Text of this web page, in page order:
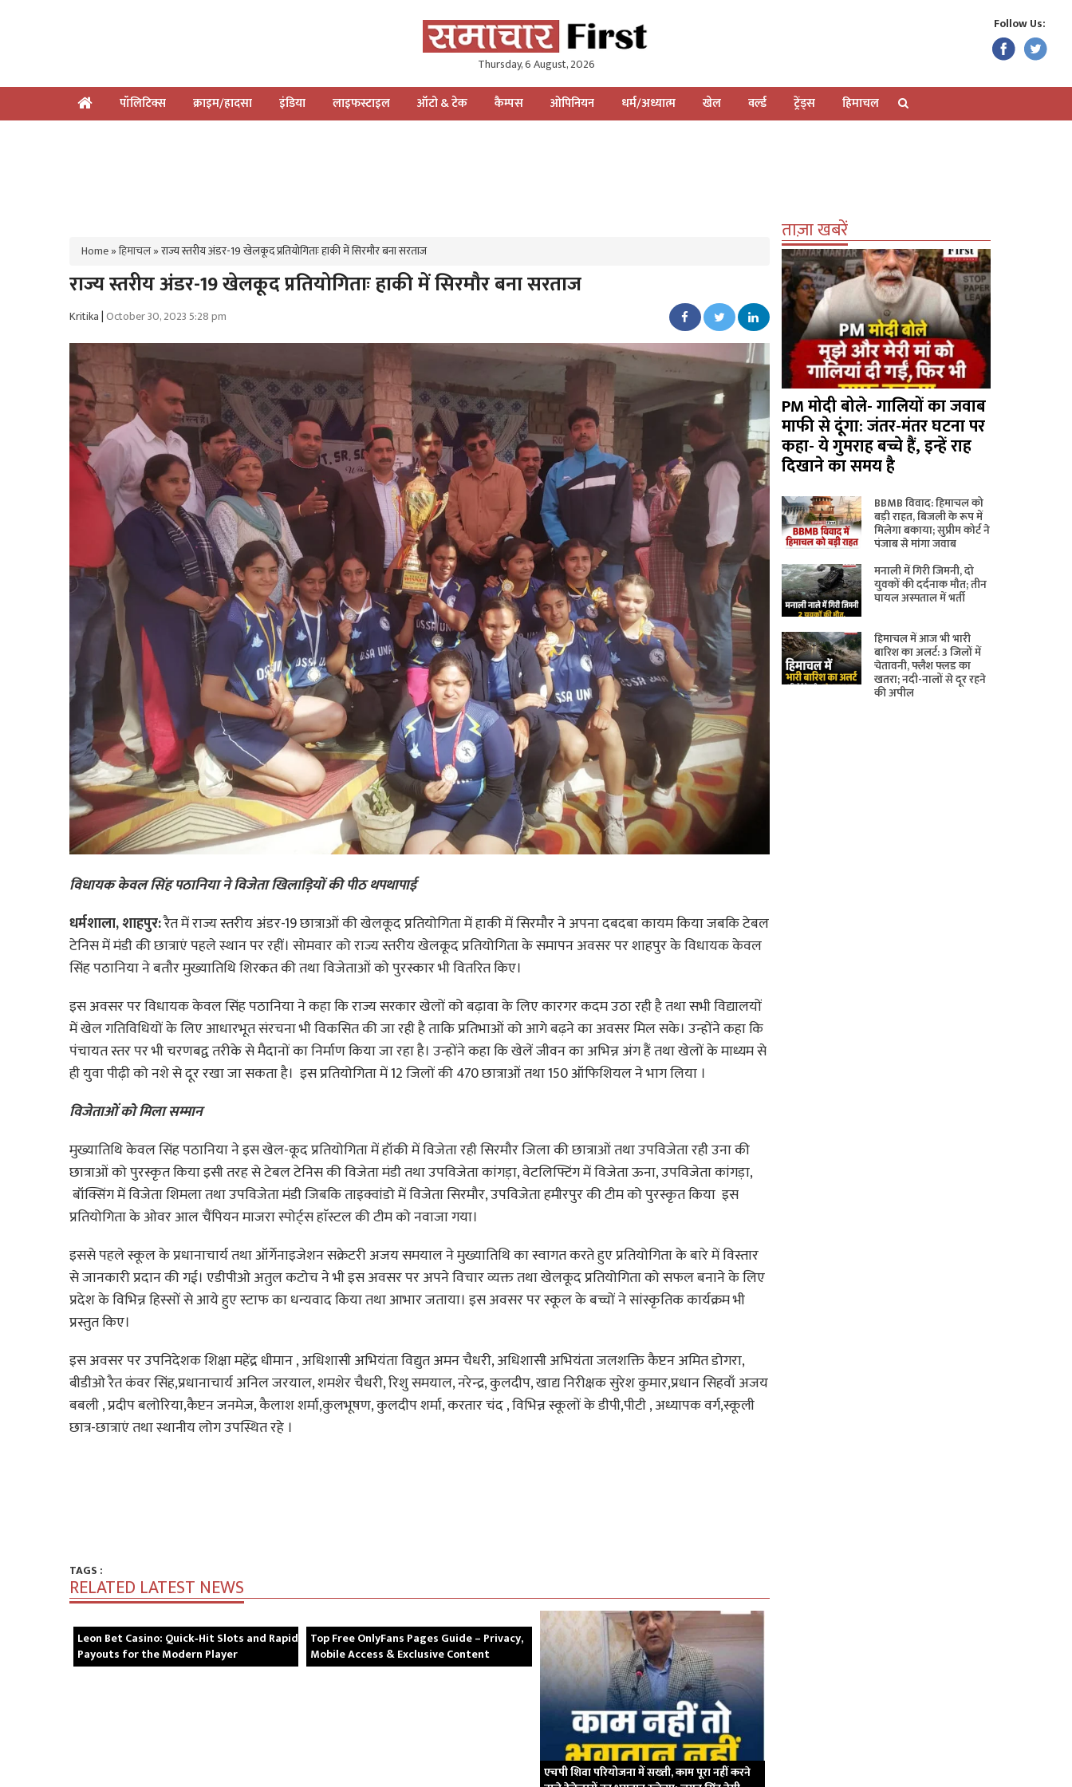
Thursday, 6 August, 2026
Follow Us:
पॉलिटिक्स क्राइम/हादसा इंडिया लाइफस्टाइल ऑटो & टेक कैम्पस ओपिनियन धर्म/अध्यात्म खेल वर्ल्ड ट्रेंड्स हिमाचल
Home»हिमाचल»राज्य स्तरीय अंडर-19 खेलकूद प्रतियोगिताः हाकी में सिरमौर बना सरताज
राज्य स्तरीय अंडर-19 खेलकूद प्रतियोगिताः हाकी में सिरमौर बना सरताज
Kritika|October 30, 2023 5:28 pm
विधायक केवल सिंह पठानिया ने विजेता खिलाड़ियों की पीठ थपथापाई
धर्मशाला, शाहपुर:रैत में राज्य स्तरीय अंडर-19 छात्राओं की खेलकूद प्रतियोगिता में हाकी में सिरमौर ने अपना दबदबा कायम किया जबकि टेबल
टेनिस में मंडी की छात्राएं पहले स्थान पर रहीं। सोमवार को राज्य स्तरीय खेलकूद प्रतियोगिता के समापन अवसर पर शाहपुर के विधायक केवल
सिंह पठानिया ने बतौर मुख्यातिथि शिरकत की तथा विजेताओं को पुरस्कार भी वितरित किए।
इस अवसर पर विधायक केवल सिंह पठानिया ने कहा कि राज्य सरकार खेलों को बढ़ावा के लिए कारगर कदम उठा रही है तथा सभी विद्यालयों
में खेल गतिविधियों के लिए आधारभूत संरचना भी विकसित की जा रही है ताकि प्रतिभाओं को आगे बढ़ने का अवसर मिल सके। उन्होंने कहा कि
पंचायत स्तर पर भी चरणबद्व तरीके से मैदानों का निर्माण किया जा रहा है। उन्होंने कहा कि खेलें जीवन का अभिन्न अंग हैं तथा खेलों के माध्यम से
ही युवा पीढ़ी को नशे से दूर रखा जा सकता है। इस प्रतियोगिता में 12 जिलों की 470 छात्राओं तथा 150 ऑफिशियल ने भाग लिया ।
विजेताओं को मिला सम्मान
मुख्यातिथि केवल सिंह पठानिया ने इस खेल-कूद प्रतियोगिता में हॉकी में विजेता रही सिरमौर जिला की छात्राओं तथा उपविजेता रही उना की
छात्राओं को पुरस्कृत किया इसी तरह से टेबल टेनिस की विजेता मंडी तथा उपविजेता कांगड़ा, वेटलिफ्टिंग में विजेता ऊना, उपविजेता कांगड़ा,
बॉक्सिंग में विजेता शिमला तथा उपविजेता मंडी जिबकि ताइक्वांडो में विजेता सिरमौर, उपविजेता हमीरपुर की टीम को पुरस्कृत किया इस
प्रतियोगिता के ओवर आल चैंपियन माजरा स्पोर्ट्स हाॅस्टल की टीम को नवाजा गया।
इससे पहले स्कूल के प्रधानाचार्य तथा ऑर्गेनाइजेशन सक्रेटरी अजय समयाल ने मुख्यातिथि का स्वागत करते हुए प्रतियोगिता के बारे में विस्तार
से जानकारी प्रदान की गई। एडीपीओ अतुल कटोच ने भी इस अवसर पर अपने विचार व्यक्त तथा खेलकूद प्रतियोगिता को सफल बनाने के लिए
प्रदेश के विभिन्न हिस्सों से आये हुए स्टाफ का धन्यवाद किया तथा आभार जताया। इस अवसर पर स्कूल के बच्चों ने सांस्कृतिक कार्यक्रम भी
प्रस्तुत किए।
इस अवसर पर उपनिदेशक शिक्षा महेंद्र धीमान , अधिशासी अभियंता विद्युत अमन चैधरी, अधिशासी अभियंता जलशक्ति कैप्टन अमित डोगरा,
बीडीओ रैत कंवर सिंह,प्रधानाचार्य अनिल जरयाल, शमशेर चैधरी, रिशु समयाल, नरेन्द्र, कुलदीप, खाद्य निरीक्षक सुरेश कुमार,प्रधान सिहवाँ अजय
बबली , प्रदीप बलोरिया,कैप्टन जनमेज, कैलाश शर्मा,कुलभूषण, कुलदीप शर्मा, करतार चंद , विभिन्न स्कूलों के डीपी,पीटी , अध्यापक वर्ग,स्कूली
छात्र-छात्राएं तथा स्थानीय लोग उपस्थित रहे ।
TAGS :
RELATED LATEST NEWS
Leon Bet Casino: Quick‑Hit Slots and Rapid
Payouts for the Modern Player
Top Free OnlyFans Pages Guide – Privacy,
Mobile Access & Exclusive Content
एचपी शिवा परियोजना में सख्ती, काम पूरा नहीं करने
ताज़ा खबरें
PM मोदी बोले- गालियों का जवाब
माफी से दूंगा: जंतर-मंतर घटना पर
कहा- ये गुमराह बच्चे हैं, इन्हें राह
दिखाने का समय है
BBMB विवाद: हिमाचल को
बड़ी राहत, बिजली के रूप में
मिलेगा बकाया; सुप्रीम कोर्ट ने
पंजाब से मांगा जवाब
मनाली में गिरी जिमनी, दो
युवकों की दर्दनाक मौत; तीन
घायल अस्पताल में भर्ती
हिमाचल में आज भी भारी
बारिश का अलर्ट: 3 जिलों में
चेतावनी, फ्लैश फ्लड का
खतरा; नदी-नालों से दूर रहने
की अपील